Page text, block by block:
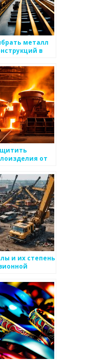
металл
в
от
и их степень